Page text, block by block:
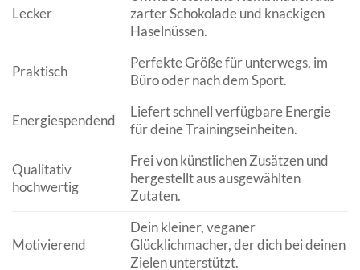
Lecker
zarter Schokolade und knackigen
Haselnüssen.
Praktisch
Perfekte Größe für unterwegs, im
Büro oder nach dem Sport.
Energiespendend
Liefert schnell verfügbare Energie
für deine Trainingseinheiten.
Qualitativ
hochwertig
Frei von künstlichen Zusätzen und
hergestellt aus ausgewählten
Zutaten.
Motivierend
Dein kleiner, veganer
Glücklichmacher, der dich bei deinen
Zielen unterstützt.